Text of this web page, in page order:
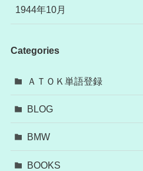
1944年10月
Categories
ＡＴＯＫ単語登録
BLOG
BMW
BOOKS